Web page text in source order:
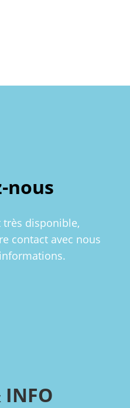
nous
disponible,
contact avec nous
INFO